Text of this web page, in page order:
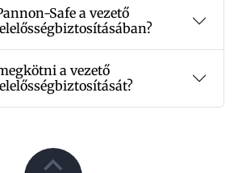
Safe a vezető
a vezető